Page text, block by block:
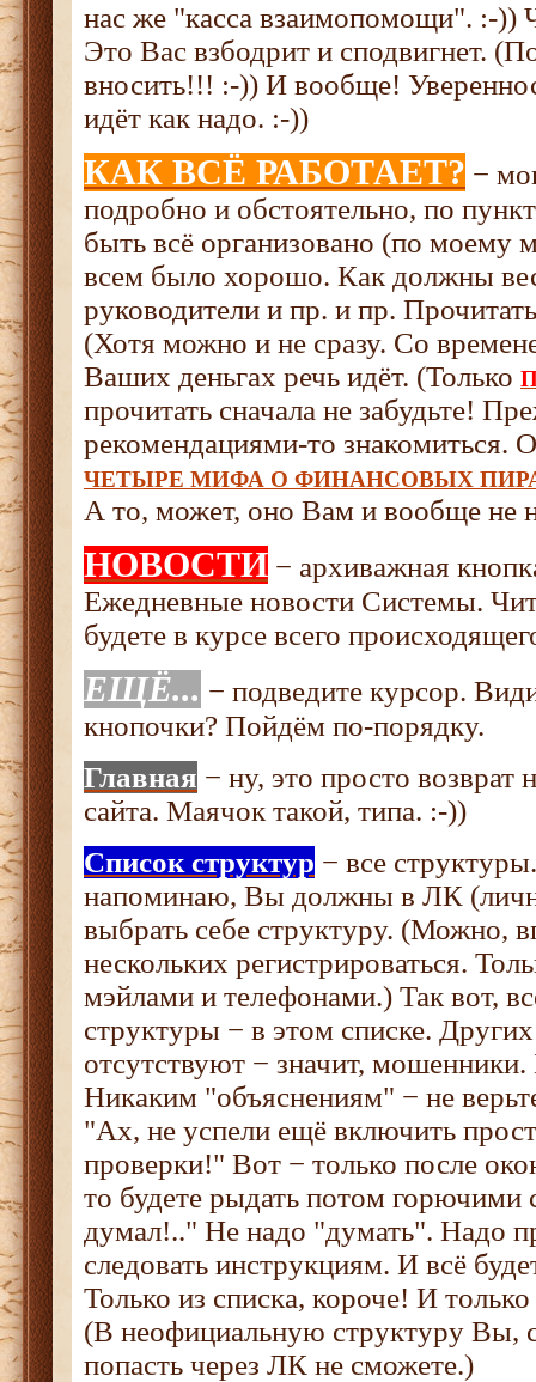
нас же "касса взаимопомощи". :-))
Это Вас взбодрит и сподвигнет.
вносить!!! :-)) И вообще!
идёт как надо. :-))
КАК ВСЁ РАБОТАЕТ? −
подробно и обстоятельно, по
быть всё организовано (по моему
всем было хорошо. Как должны
руководители и пр. и пр.
(Хотя можно и не сразу. Со
Ваших деньгах речь идёт. (Только
прочитать сначала не забудьте!
рекомендациями-то знакомиться.
ЧЕТЫРЕ МИФА О ФИНАНСОВЫХ
А то, может, оно Вам и вообще
НОВОСТИ − архиважная
Ежедневные новости Системы.
будете в курсе всего
ЕЩЁ... − подведите курсор.
кнопочки? Пойдём по-порядку.
Главная − ну, это просто возврат
сайта. Маячок такой, типа. :-))
Список структур − все
напоминаю, Вы должны в ЛК
выбрать себе структуру. (Можно,
нескольких регистрироваться.
мэйлами и телефонами.) Так вот,
структуры − в этом списке.
отсутствуют − значит, мошенники.
Никаким "объяснениям" − не
"Ах, не успели ещё включить
проверки!" Вот − только после
то будете рыдать потом горючими
думал!.." Не надо "думать". Надо
следовать инструкциям. И всё
Только из списка, короче! И
(В неофициальную структуру Вы,
попасть через ЛК не сможете.)